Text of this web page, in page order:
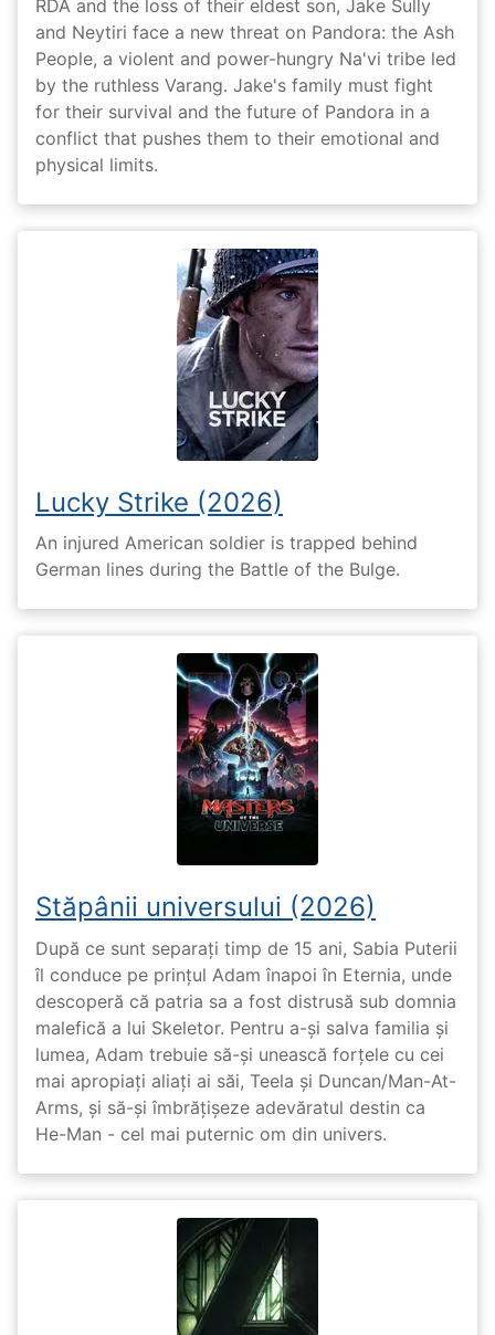
RDA and the loss of their eldest son, Jake Sully
and Neytiri face a new threat on Pandora: the Ash
People, a violent and power-hungry Na'vi tribe led
by the ruthless Varang. Jake's family must fight
for their survival and the future of Pandora in a
conflict that pushes them to their emotional and
physical limits.
Lucky Strike (2026)
An injured American soldier is trapped behind
German lines during the Battle of the Bulge.
Stăpânii universului (2026)
După ce sunt separați timp de 15 ani, Sabia Puterii
îl conduce pe prințul Adam înapoi în Eternia, unde
descoperă că patria sa a fost distrusă sub domnia
malefică a lui Skeletor. Pentru a-și salva familia și
lumea, Adam trebuie să-și unească forțele cu cei
mai apropiați aliați ai săi, Teela și Duncan/Man-At-
Arms, și să-și îmbrățișeze adevăratul destin ca
He-Man - cel mai puternic om din univers.